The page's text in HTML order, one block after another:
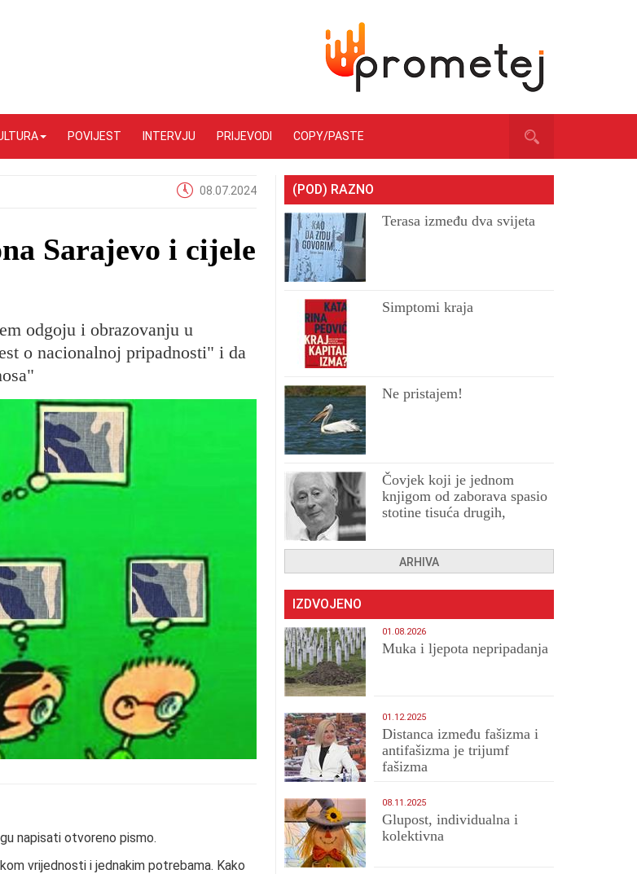
POVIJEST INTERVJU PRIJEVODI COPY/PASTE
08.07.2024
Sarajevo i cijele
odgoju i obrazovanju u
o nacionalnoj pripadnosti" i da
napisati otvoreno pismo.
vrijednosti i jednakim potrebama. Kako
(POD) RAZNO
Terasa između dva svijeta
Simptomi kraja
Ne pristajem!
Čovjek koji je jednom
knjigom od zaborava spasio
stotine tisuća drugih,
ARHIVA
IZDVOJENO
01.08.2026
Muka i ljepota nepripadanja
01.12.2025
Distanca između fašizma i
antifašizma je trijumf
fašizma
08.11.2025
Glupost, individualna i
kolektivna